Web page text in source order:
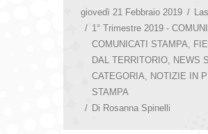
giovedì 21 Febbraio 2019
1° Trimestre 2019 -
COMUNICATI STAMPA
DAL TERRITORIO
NEWS
CATEGORIA
NOTIZIE IN
STAMPA
Di Rosanna Spinelli